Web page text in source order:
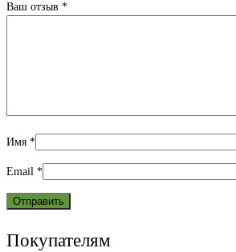
Ваш отзыв *
Имя *
Email *
Покупателям